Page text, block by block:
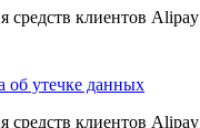
средств клиентов Alipay
утечке данных
средств клиентов Alipay